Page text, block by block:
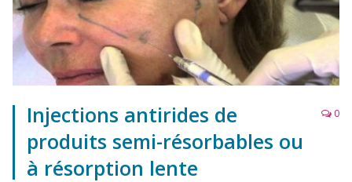
Injections antirides de
produits semi-résorbables ou
à résorption lente
0